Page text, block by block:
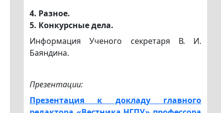
4. Разное.
5. Конкурсные дела.
Информация Ученого секретаря В. И.
Баяндина.
Презентации:
Презентация к докладу главного